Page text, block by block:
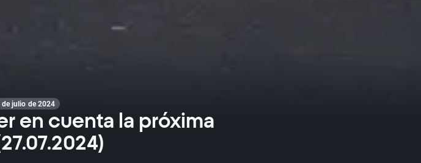
de julio de 2024
en cuenta la próxima